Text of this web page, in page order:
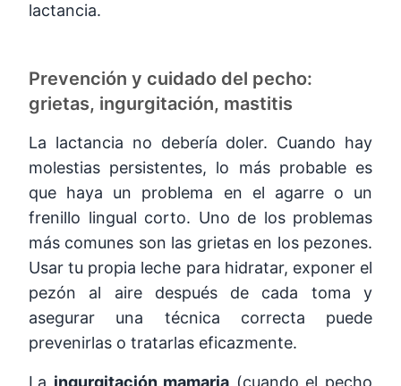
lactancia.
Prevención y cuidado del pecho:
grietas, ingurgitación, mastitis
La lactancia no debería doler. Cuando hay
molestias persistentes, lo más probable es
que haya un problema en el agarre o un
frenillo lingual corto. Uno de los problemas
más comunes son las grietas en los pezones.
Usar tu propia leche para hidratar, exponer el
pezón al aire después de cada toma y
asegurar una técnica correcta puede
prevenirlas o tratarlas eficazmente.
La ingurgitación mamaria (cuando el pecho